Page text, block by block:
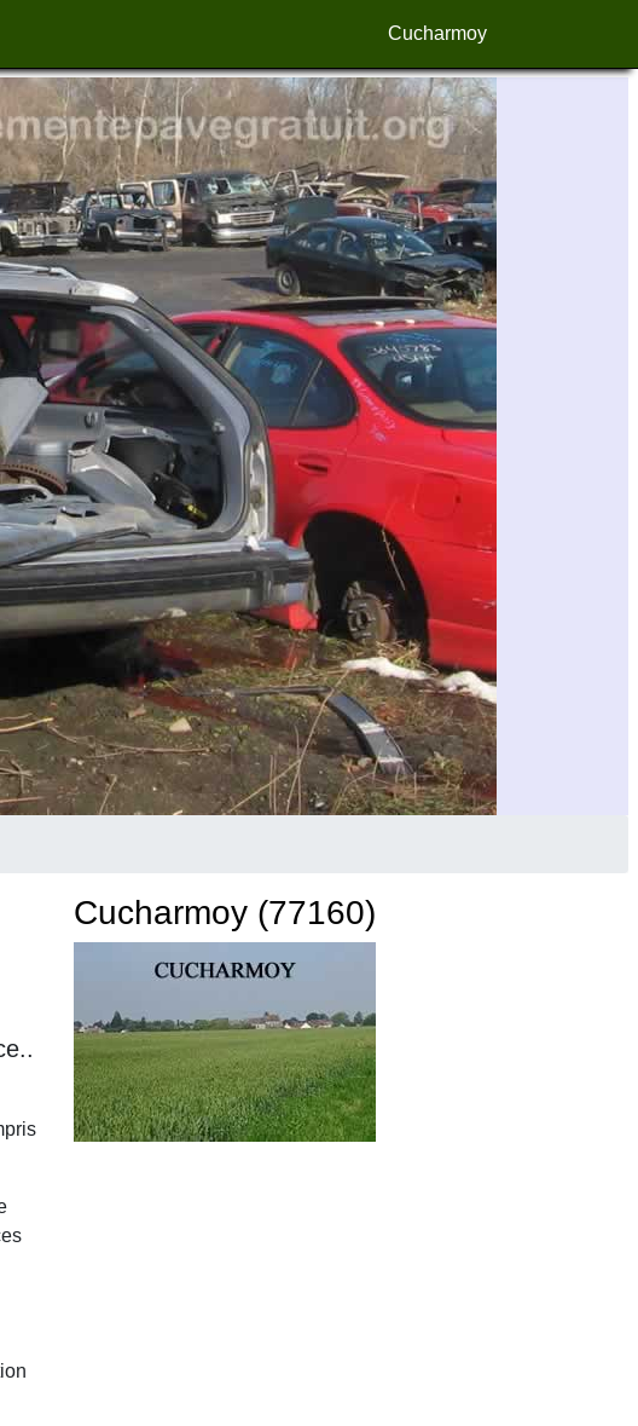
Cucharmoy
Cucharmoy (77160)